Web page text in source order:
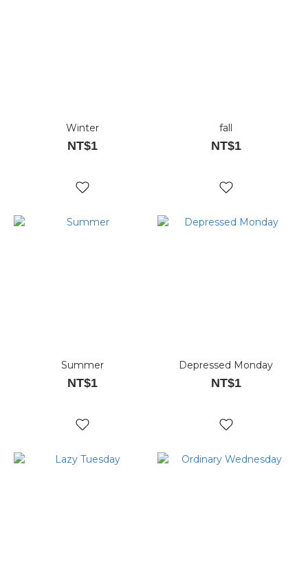
Winter
NT$1
fall
NT$1
Summer
NT$1
Depressed Monday
NT$1